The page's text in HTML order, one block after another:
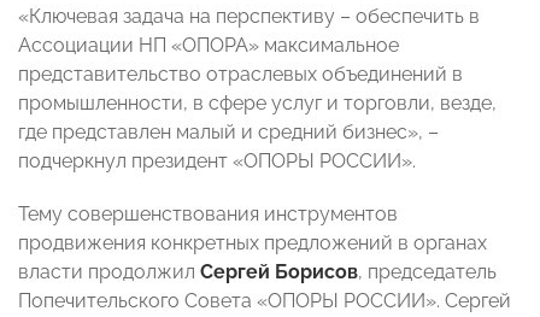
«Ключевая задача на перспективу – обеспечить в
Ассоциации НП «ОПОРА» максимальное
представительство отраслевых объединений в
промышленности, в сфере услуг и торговли, везде,
где представлен малый и средний бизнес», –
подчеркнул президент «ОПОРЫ РОССИИ».
Тему совершенствования инструментов
продвижения конкретных предложений в органах
власти продолжил Сергей Борисов, председатель
Попечительского Совета «ОПОРЫ РОССИИ». Сергей